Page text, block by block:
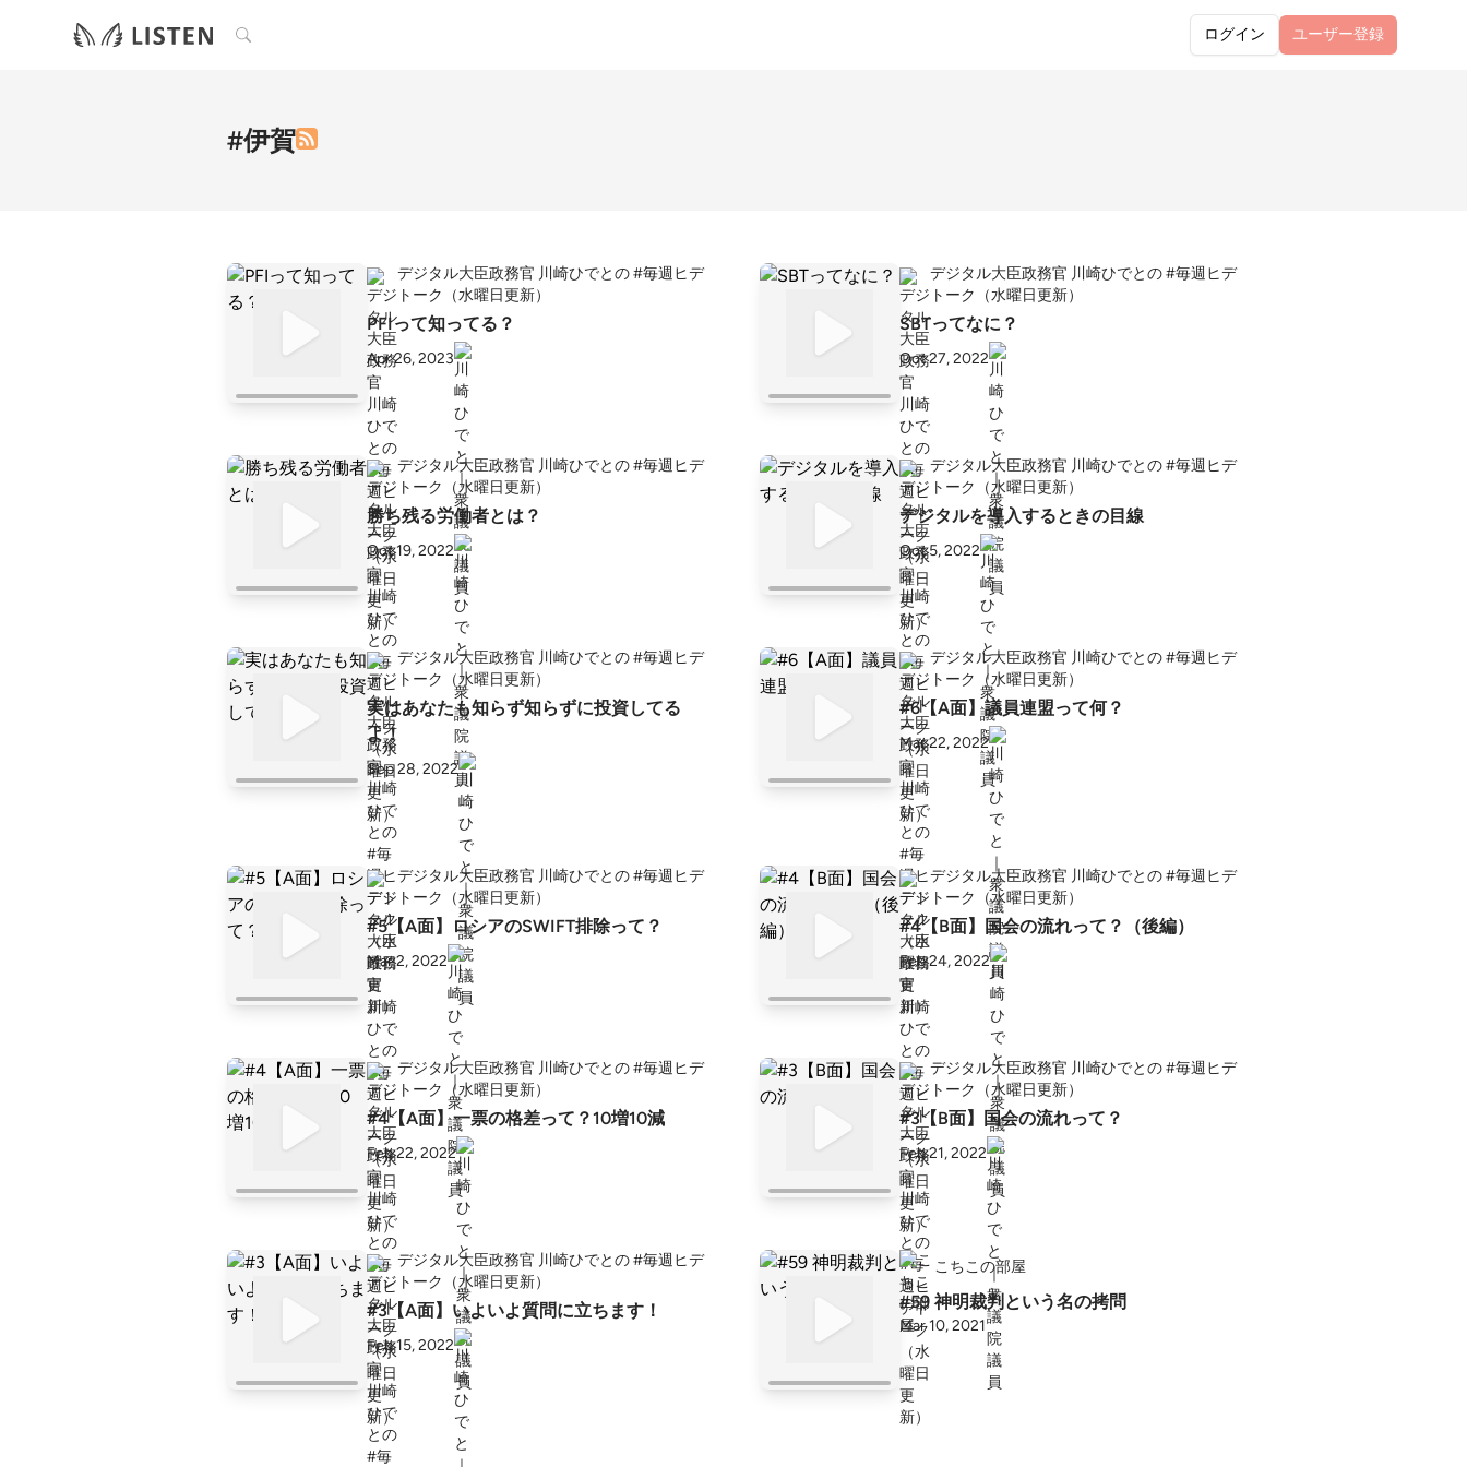
検索 ログイン ユーザー登録
#伊賀
デジタル大臣政務官 川崎ひでとの #毎週ヒデ
トーク（水曜日更新）
PFIって知ってる？
Apr 26, 2023
デジタル大臣政務官 川崎ひでとの #毎週ヒデ
トーク（水曜日更新）
SBTってなに？
Oct 27, 2022
デジタル大臣政務官 川崎ひでとの #毎週ヒデ
トーク（水曜日更新）
勝ち残る労働者とは？
Oct 19, 2022
デジタル大臣政務官 川崎ひでとの #毎週ヒデ
トーク（水曜日更新）
デジタルを導入するときの目線
Oct 5, 2022
デジタル大臣政務官 川崎ひでとの #毎週ヒデ
トーク（水曜日更新）
実はあなたも知らず知らずに投資してる
よ！
Sep 28, 2022
デジタル大臣政務官 川崎ひでとの #毎週ヒデ
トーク（水曜日更新）
#6【A面】議員連盟って何？
Mar 22, 2022
デジタル大臣政務官 川崎ひでとの #毎週ヒデ
トーク（水曜日更新）
#5【A面】ロシアのSWIFT排除って？
Mar 2, 2022
デジタル大臣政務官 川崎ひでとの #毎週ヒデ
トーク（水曜日更新）
#4【B面】国会の流れって？（後編）
Feb 24, 2022
デジタル大臣政務官 川崎ひでとの #毎週ヒデ
トーク（水曜日更新）
#4【A面】一票の格差って？10増10減
Feb 22, 2022
デジタル大臣政務官 川崎ひでとの #毎週ヒデ
トーク（水曜日更新）
#3【B面】国会の流れって？
Feb 21, 2022
デジタル大臣政務官 川崎ひでとの #毎週ヒデ
トーク（水曜日更新）
#3【A面】いよいよ質問に立ちます！
Feb 15, 2022
こちこの部屋
#59 神明裁判という名の拷問
Mar 10, 2021